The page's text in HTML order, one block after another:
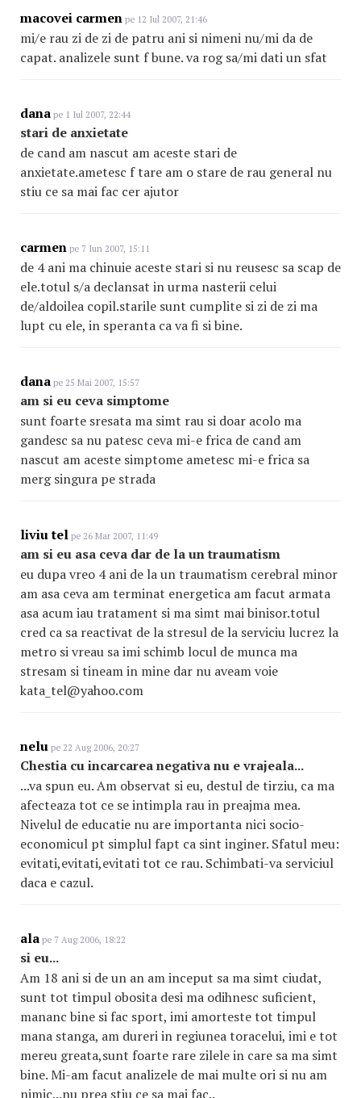
macovei carmen pe 12 Iul 2007, 21:46
mi/e rau zi de zi de patru ani si nimeni nu/mi da de
capat. analizele sunt f bune. va rog sa/mi dati un sfat
dana pe 1 Iul 2007, 22:44
stari de anxietate
de cand am nascut am aceste stari de
anxietate.ametesc f tare am o stare de rau general nu
stiu ce sa mai fac cer ajutor
carmen pe 7 Iun 2007, 15:11
de 4 ani ma chinuie aceste stari si nu reusesc sa scap de
ele.totul s/a declansat in urma nasterii celui
de/aldoilea copil.starile sunt cumplite si zi de zi ma
lupt cu ele, in speranta ca va fi si bine.
dana pe 25 Mai 2007, 15:57
am si eu ceva simptome
sunt foarte sresata ma simt rau si doar acolo ma
gandesc sa nu patesc ceva mi-e frica de cand am
nascut am aceste simptome ametesc mi-e frica sa
merg singura pe strada
liviu tel pe 26 Mar 2007, 11:49
am si eu asa ceva dar de la un traumatism
eu dupa vreo 4 ani de la un traumatism cerebral minor
am asa ceva am terminat energetica am facut armata
asa acum iau tratament si ma simt mai binisor.totul
cred ca sa reactivat de la stresul de la serviciu lucrez la
metro si vreau sa imi schimb locul de munca ma
stresam si tineam in mine dar nu aveam voie
kata_tel@yahoo.com
nelu pe 22 Aug 2006, 20:27
Chestia cu incarcarea negativa nu e vrajeala...
...va spun eu. Am observat si eu, destul de tirziu, ca ma
afecteaza tot ce se intimpla rau in preajma mea.
Nivelul de educatie nu are importanta nici socio-
economicul pt simplul fapt ca sint inginer. Sfatul meu:
evitati,evitati,evitati tot ce rau. Schimbati-va serviciul
daca e cazul.
ala pe 7 Aug 2006, 18:22
si eu...
Am 18 ani si de un an am inceput sa ma simt ciudat,
sunt tot timpul obosita desi ma odihnesc suficient,
mananc bine si fac sport, imi amorteste tot timpul
mana stanga, am dureri in regiunea toracelui, imi e tot
mereu greata,sunt foarte rare zilele in care sa ma simt
bine. Mi-am facut analizele de mai multe ori si nu am
nimic...nu prea stiu ce sa mai fac..